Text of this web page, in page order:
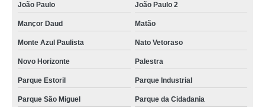
João Paulo João Paulo 2
Mançor Daud Matão
Monte Azul Paulista Nato Vetoraso
Novo Horizonte Palestra
Parque Estoril Parque Industrial
Parque São Miguel Parque da Cidadania